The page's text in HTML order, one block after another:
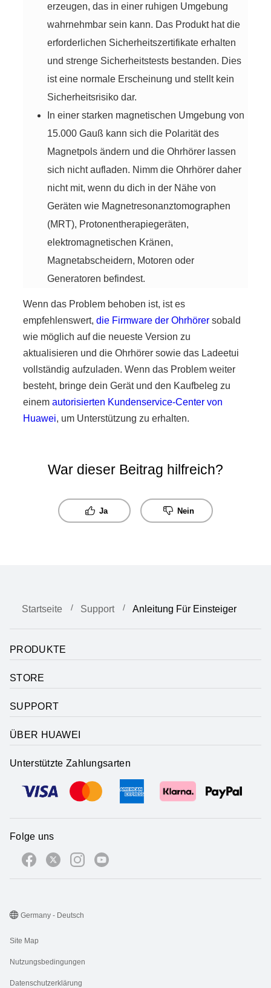
erzeugen, das in einer ruhigen Umgebung
wahrnehmbar sein kann. Das Produkt hat die
erforderlichen Sicherheitszertifikate erhalten
und strenge Sicherheitstests bestanden. Dies
ist eine normale Erscheinung und stellt kein
Sicherheitsrisiko dar.
In einer starken magnetischen Umgebung von
15.000 Gauß kann sich die Polarität des
Magnetpols ändern und die Ohrhörer lassen
sich nicht aufladen. Nimm die Ohrhörer daher
nicht mit, wenn du dich in der Nähe von
Geräten wie Magnetresonanztomographen
(MRT), Protonentherapiegeräten,
elektromagnetischen Kränen,
Magnetabscheidern, Motoren oder
Generatoren befindest.
Wenn das Problem behoben ist, ist es
empfehlenswert,die Firmware der Ohrhörer sobald
wie möglich auf die neueste Version zu
aktualisieren und die Ohrhörer sowie das Ladeetui
vollständig aufzuladen. Wenn das Problem weiter
besteht, bringe dein Gerät und den Kaufbeleg zu
einemautorisierten Kundenservice-Center von
Huawei, um Unterstützung zu erhalten.
War dieser Beitrag hilfreich?
Ja Nein
Startseite Support Anleitung Für Einsteiger
PRODUKTE
STORE
SUPPORT
ÜBER HUAWEI
Unterstützte Zahlungsarten
Folge uns
Site Map
Nutzungsbedingungen
Datenschutzerklärung
Germany - Deutsch